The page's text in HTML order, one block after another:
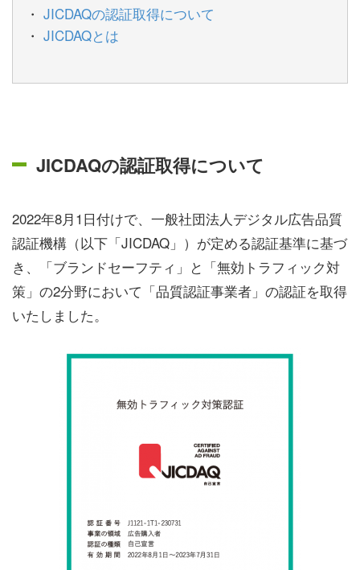
JICDAQの認証取得について
JICDAQとは
JICDAQの認証取得について
2022年8月1日付けで、一般社団法人デジタル広告品質
認証機構（以下「JICDAQ」）が定める認証基準に基づ
き、「ブランドセーフティ」と「無効トラフィック対
策」の2分野において「品質認証事業者」の認証を取得
いたしました。